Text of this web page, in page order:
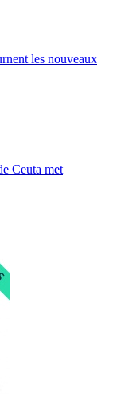
les nouveaux
Ceuta met